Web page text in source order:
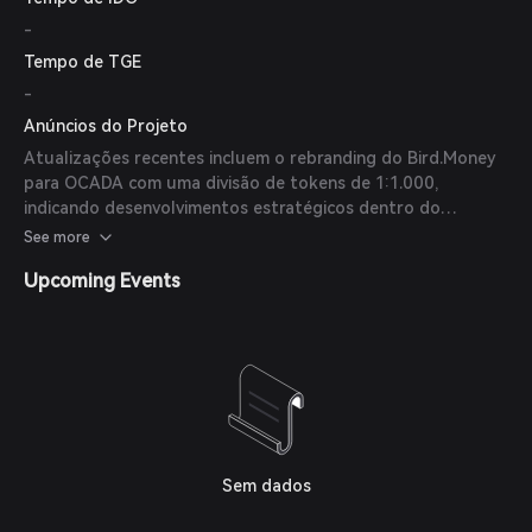
-
Tempo de TGE
-
Anúncios do Projeto
Atualizações recentes incluem o rebranding do Bird.Money
para OCADA com uma divisão de tokens de 1:1.000,
indicando desenvolvimentos estratégicos dentro do
projeto. Além disso, a plataforma tem desenvolvido
riscos nas finanças descentralizadas, como o BIRD Score,
See more
Upcoming Events
Sem dados